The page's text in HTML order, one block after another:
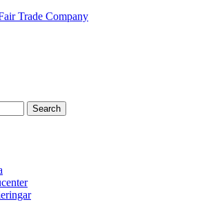
Trade Company
Search